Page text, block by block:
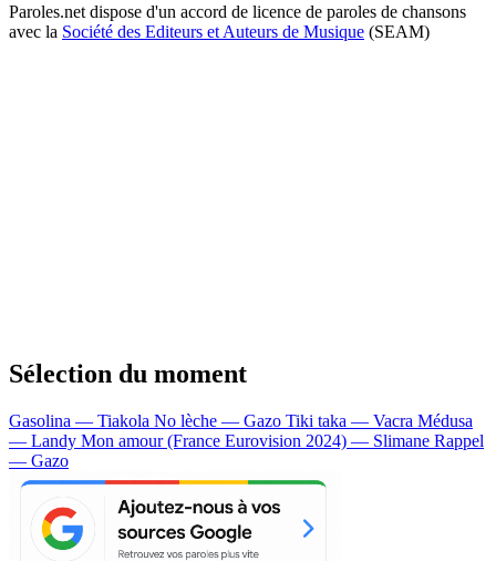
Paroles.net dispose d'un accord de licence de paroles de chansons
avec la Société des Editeurs et Auteurs de Musique (SEAM)
Sélection du moment
Gasolina — Tiakola No lèche — Gazo Tiki taka — Vacra Médusa
— Landy Mon amour (France Eurovision 2024) — Slimane Rappel
— Gazo